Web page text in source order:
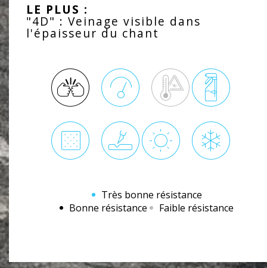
LE PLUS :
"4D" : Veinage visible dans
l'épaisseur du chant
Très bonne résistance
Bonne résistance
Faible résistance